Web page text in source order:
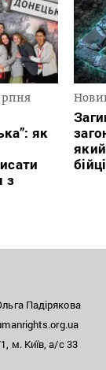
як
з
Падірякова
м. Київ, а/с 33